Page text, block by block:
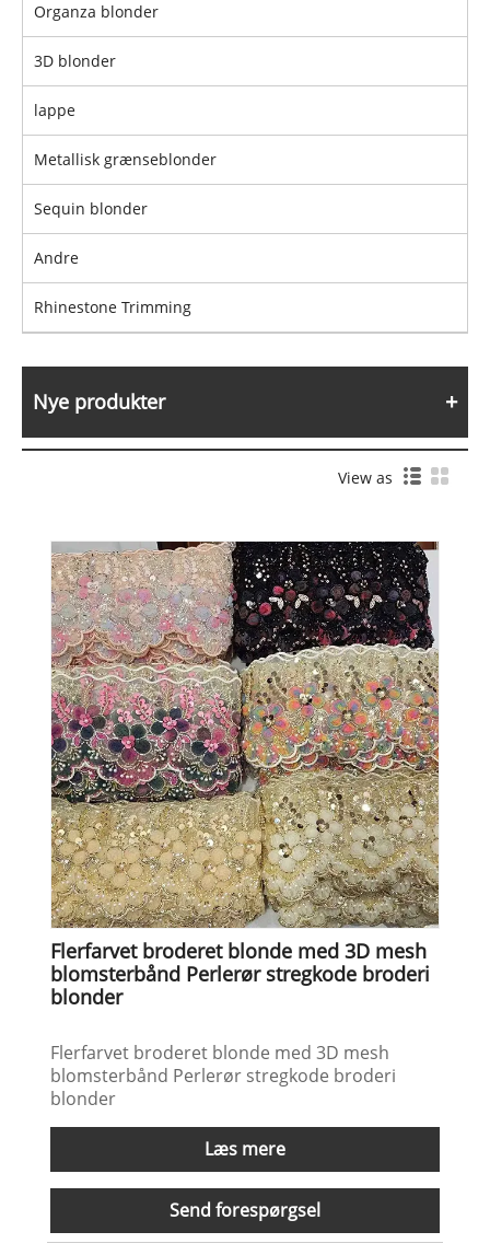
Organza blonder
3D blonder
lappe
Metallisk grænseblonder
Sequin blonder
Andre
Rhinestone Trimming
Nye produkter
View as
Flerfarvet broderet blonde med 3D mesh
blomsterbånd Perlerør stregkode broderi
blonder
Flerfarvet broderet blonde med 3D mesh
blomsterbånd Perlerør stregkode broderi
blonder
Læs mere
Send forespørgsel